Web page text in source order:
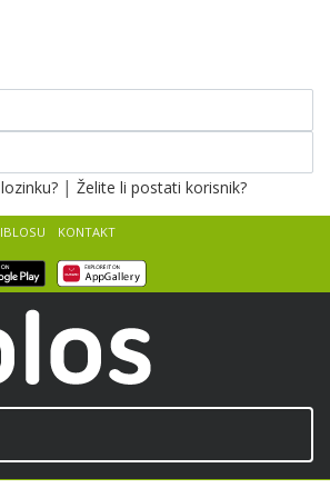
KONTAKT
| Želite li postati korisnik?